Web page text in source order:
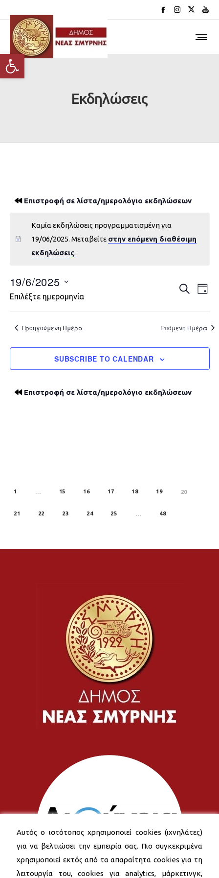
Ανοίξτε τη γραμμή εργαλείων
Εκδηλώσεις
Επιστροφή σε λίστα/ημερολόγιο εκδηλώσεων
Καμία εκδηλώσεις προγραμματισμένη για
19/06/2025. Μεταβείτε στην επόμενη διαθέσιμη
εκδηλώσεις.
Search
and
Views
DAY
19/6/2025
Επιλέξτε ημερομηνία
Προηγούμενη Ημέρα Επόμενη Ημέρα
SUBSCRIBE TO CALENDAR
Επιστροφή σε λίστα/ημερολόγιο εκδηλώσεων
1 … 15 16 17 18 19 20
21 22 23 24 25 … 48
Αυτός ο ιστότοπος χρησιμοποιεί cookies (ιχνηλάτες)
για να βελτιώσει την εμπειρία σας. Πιο συγκεκριμένα
χρησιμοποιεί εκτός από τα απαραίτητα cookies για τη
λειτουργία του, cookies για analytics, μάρκετινγκ,